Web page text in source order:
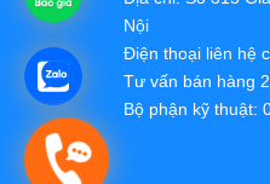
Nội
Điện thoại liên hệ
Tư vấn bán hàng
Bộ phận kỹ thuật: